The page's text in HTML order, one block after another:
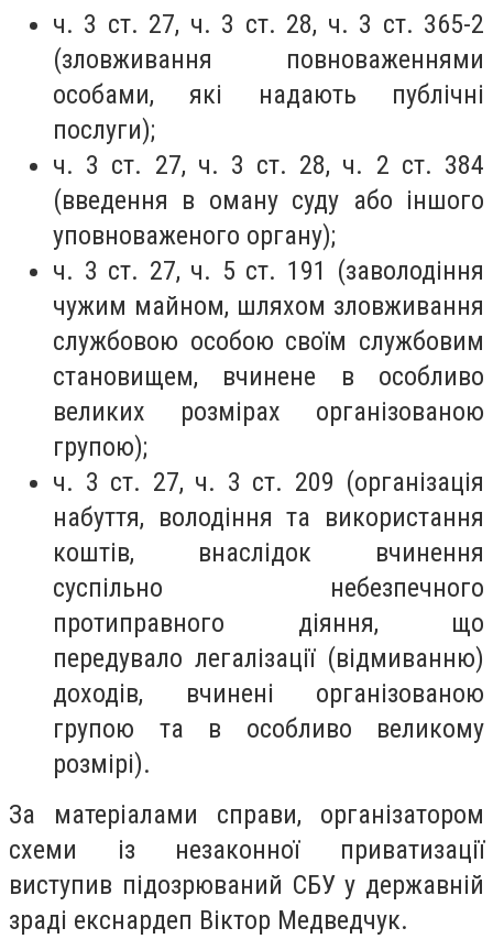
ч. 3 ст. 27, ч. 3 ст. 28, ч. 3 ст. 365-2
(зловживання повноваженнями
особами, які надають публічні
послуги);
ч. 3 ст. 27, ч. 3 ст. 28, ч. 2 ст. 384
(введення в оману суду або іншого
уповноваженого органу);
ч. 3 ст. 27, ч. 5 ст. 191 (заволодіння
чужим майном, шляхом зловживання
службовою особою своїм службовим
становищем, вчинене в особливо
великих розмірах організованою
групою);
ч. 3 ст. 27, ч. 3 ст. 209 (організація
набуття, володіння та використання
коштів, внаслідок вчинення
суспільно небезпечного
протиправного діяння, що
передувало легалізації (відмиванню)
доходів, вчинені організованою
групою та в особливо великому
розмірі).
За матеріалами справи, організатором
схеми із незаконної приватизації
виступив підозрюваний СБУ у державній
зраді екснардеп Віктор Медведчук.